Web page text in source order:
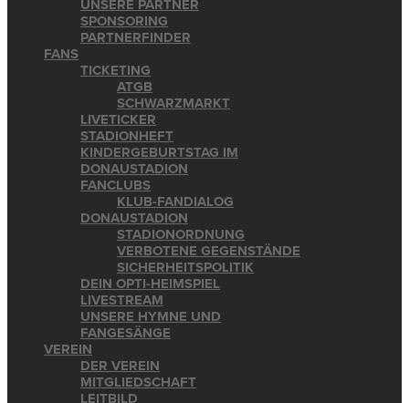
UNSERE PARTNER
SPONSORING
PARTNERFINDER
FANS
TICKETING
ATGB
SCHWARZMARKT
LIVETICKER
STADIONHEFT
KINDERGEBURTSTAG IM
DONAUSTADION
FANCLUBS
KLUB-FANDIALOG
DONAUSTADION
STADIONORDNUNG
VERBOTENE GEGENSTÄNDE
SICHERHEITSPOLITIK
DEIN OPTI-HEIMSPIEL
LIVESTREAM
UNSERE HYMNE UND
FANGESÄNGE
VEREIN
DER VEREIN
MITGLIEDSCHAFT
LEITBILD